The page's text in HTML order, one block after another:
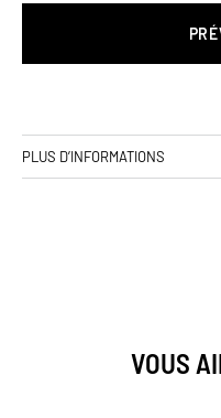
PLUS D’INFORMATIONS
VOUS